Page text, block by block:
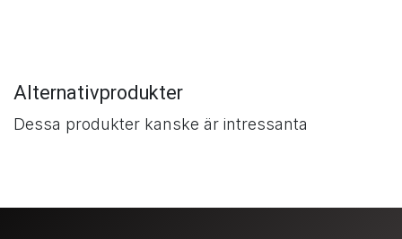
Alternativprodukter
Dessa produkter kanske är intressanta